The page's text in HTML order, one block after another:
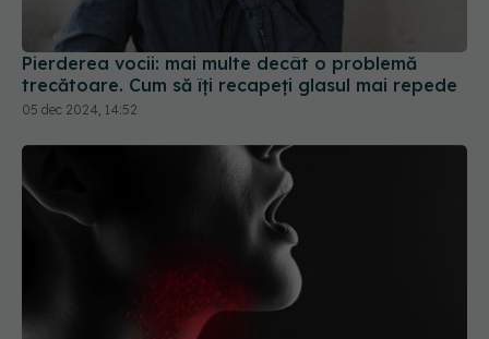
Pierderea vocii: mai multe decât o problemă
trecătoare. Cum să îți recapeți glasul mai repede
05 dec 2024, 14:52